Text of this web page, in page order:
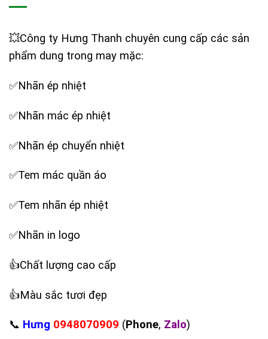
💥Công ty Hưng Thanh chuyên cung cấp các sản
phẩm dung trong may mặc:
✅Nhãn ép nhiệt
✅Nhãn mác ép nhiệt
✅Nhãn ép chuyển nhiệt
✅Tem mác quần áo
✅Tem nhãn ép nhiệt
✅Nhãn in logo
‪👍Chất lượng cao cấp
‪👍Màu sắc tươi đẹp
‪📞 Hưng 0948070909 (Phone, Zalo)